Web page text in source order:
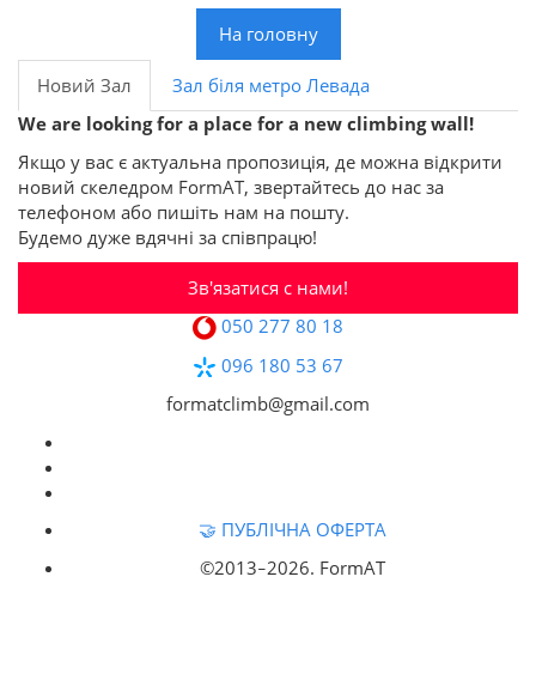
На головну
Новий Зал
Зал біля метро Левада
We are looking for a place for a new climbing wall!
Якщо у вас є актуальна пропозиція, де можна відкрити
новий скеледром FormAT, звертайтесь до нас за
телефоном або пишіть нам на пошту.
Будемо дуже вдячні за співпрацю!
Зв'язатися с нами!
050 277 80 18
096 180 53 67
formatclimb@gmail.com
🤝 ПУБЛІЧНА ОФЕРТА
©2013‒2026. FormAT